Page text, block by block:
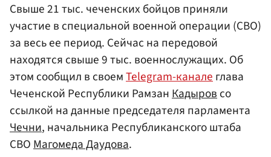
Свыше 21 тыс. чеченских бойцов приняли
участие в специальной военной операции (СВО)
за весь ее период. Сейчас на передовой
находятся свыше 9 тыс. военнослужащих. Об
этом сообщил в своемTelegram-каналеглава
Чеченской Республики РамзанКадыровсо
ссылкой на данные председателя парламента
Чечни, начальника Республиканского штаба
СВОМагомеда Даудова.